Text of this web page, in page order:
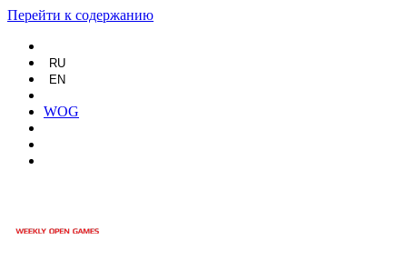
Перейти к содержанию
RU
EN
WOG